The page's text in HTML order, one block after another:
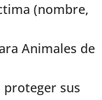
(nombre,
Animales de
proteger sus